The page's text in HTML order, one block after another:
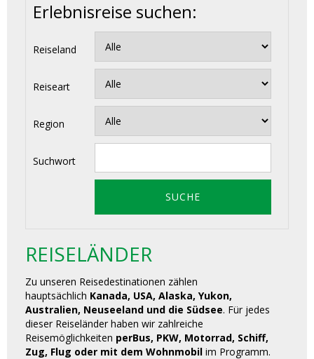
Erlebnisreise suchen:
Reiseland
Reiseart
Region
Suchwort
REISELÄNDER
Zu unseren Reisedestinationen zählen
hauptsächlich Kanada, USA, Alaska, Yukon,
Australien, Neuseeland und die Südsee. Für jedes
dieser Reiseländer haben wir zahlreiche
Reisemöglichkeiten perBus, PKW, Motorrad, Schiff,
Zug, Flug oder mit dem Wohnmobil im Programm.